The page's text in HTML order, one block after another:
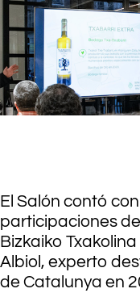
El Salón contó
participaciones
Bizkaiko
Albiol, experto
de Catalunya en